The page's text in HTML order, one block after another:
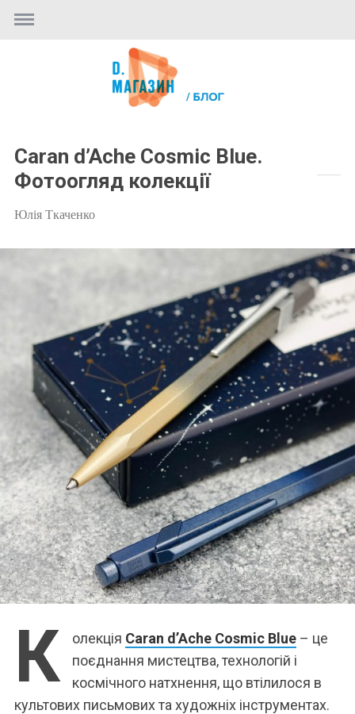
Caran d’Ache Cosmic Blue.
Фотоогляд колекції
Юлія Ткаченко
К олекція Caran d’Ache Cosmic Blue– це
поєднання мистецтва, технологій і
космічного натхнення, що втілилося в
культових письмових та художніх інструментах.